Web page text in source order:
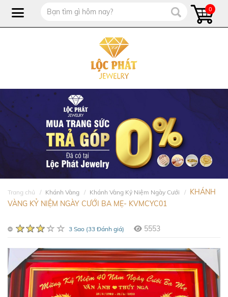
0
Trang chủ Khánh Vàng Khánh Vàng Kỷ Niệm Ngày Cưới
KHÁNH
VÀNG KỶ NIỆM NGÀY CƯỚI BA MẸ- KVMCYC01
3 Sao (33 Đánh giá) 5553